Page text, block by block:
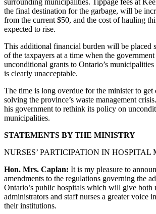
the final destination for the garbage, will be
from the current $50, and the cost of hauling
expected to rise.
This additional financial burden will be placed
of the taxpayers at a time when the
unconditional grants to Ontario’s
is clearly unacceptable.
The time is long overdue for the minister to
solving the province’s waste management
his government to rethink its policy on
municipalities.
STATEMENTS BY THE MINISTRY
NURSES’ PARTICIPATION IN
Hon. Mrs. Caplan: It is my pleasure to
amendments to the regulations governing the
Ontario’s public hospitals which will give both
administrators and staff nurses a greater voice
their institutions.